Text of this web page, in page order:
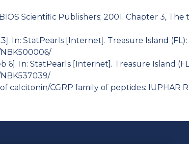
Scientific Publishers; 2001. Chapter 3, The
In: StatPearls [Internet]. Treasure Island
In: StatPearls [Internet]. Treasure Island
calcitonin/CGRP family of peptides: IUPHAR